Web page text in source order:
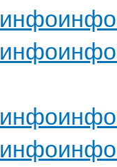
инфоинфо
инфоинфо
инфоинфо
инфоинфо